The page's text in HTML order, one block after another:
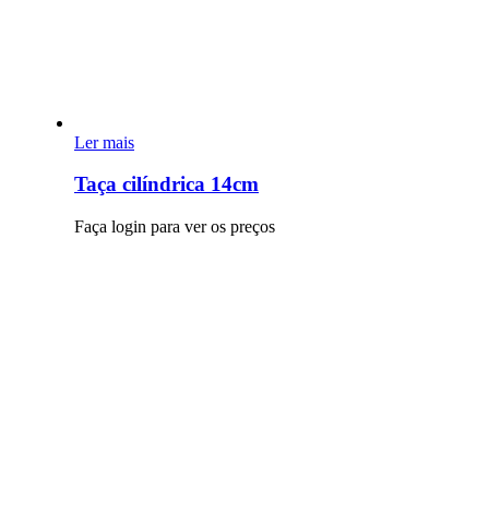
Com Asa
Sem Asa
Ler mais
Taça cilíndrica 14cm
Faça login para ver os preços